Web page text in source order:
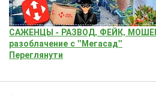
САЖЕНЦЫ - РАЗВОД, ФЕЙК,
разоблачение с "Мегасад"
Переглянути